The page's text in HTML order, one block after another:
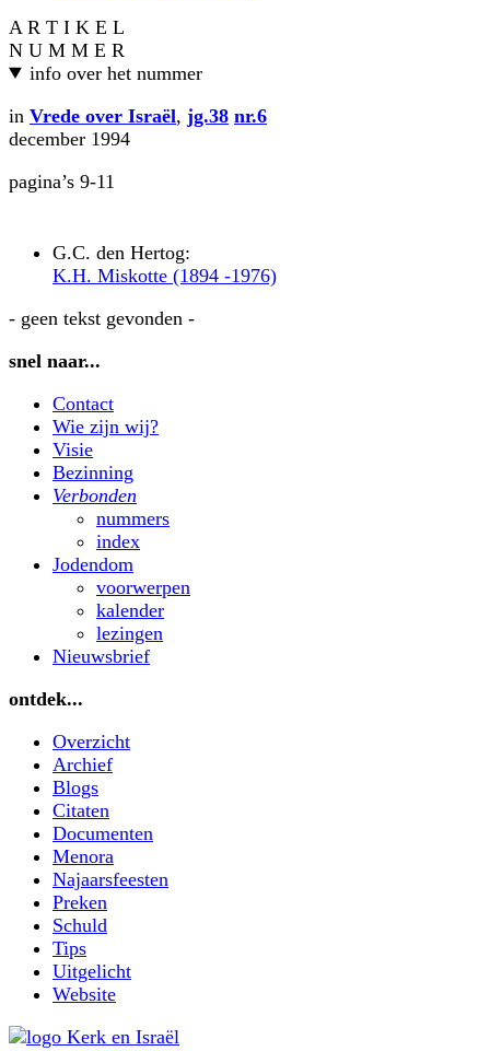
A R T I K E L
N U M M E R
info over het nummer
in Vrede over Israël, jg.38 nr.6
december 1994
pagina’s 9-11
G.C. den Hertog:
K.H. Miskotte (1894 -1976)
- geen tekst gevonden -
snel naar...
Contact
Wie zijn wij?
Visie
Bezinning
Verbonden
nummers
index
Jodendom
voorwerpen
kalender
lezingen
Nieuwsbrief
ontdek...
Overzicht
Archief
Blogs
Citaten
Documenten
Menora
Najaarsfeesten
Preken
Schuld
Tips
Uitgelicht
Website